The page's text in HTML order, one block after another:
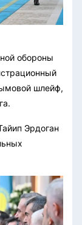
обороны
шлейф,
Эрдоган